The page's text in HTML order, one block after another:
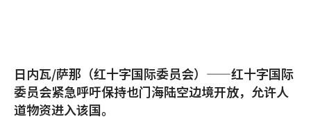
日内瓦/萨那（红十字国际委员会）——红十字国际
委员会紧急呼吁保持也门海陆空边境开放，允许人
道物资进入该国。